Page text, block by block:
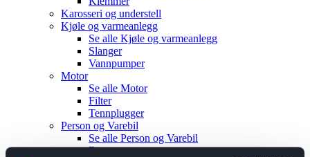
Karosseri og understell
Kjøle og varmeanlegg
Se alle Kjøle og varmeanlegg
Slanger
Vannpumper
Motor
Se alle Motor
Filter
Tennplugger
Person og Varebil
Se alle Person og Varebil
Brems